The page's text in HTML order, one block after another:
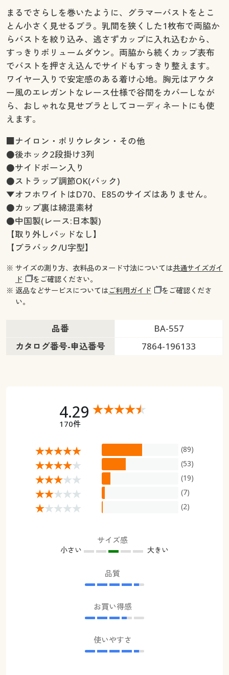
まるでさらしを巻いたように、グラマーバストをとこ
とん小さく見せるブラ。乳間を狭くした1枚布で両脇か
らバストを絞り込み、逃さずカップに入れ込むから、
すっきりボリュームダウン。両脇から続くカップ表布
でバストを押さえ込んでサイドもすっきり整えます。
ワイヤー入りで安定感のある着け心地。胸元はアウタ
ー風のエレガントなレース仕様で谷間をカバーしなが
ら、おしゃれな見せブラとしてコーディネートにも使
えます。
■ナイロン・ポリウレタン・その他
●後ホック2段掛け3列
●サイドボーン入り
●ストラップ調節OK(バック)
▼オフホワイトはD70、E85のサイズはありません。
●カップ裏は綿混素材
●中国製(レース:日本製)
【取り外しパッドなし】
【ブラバック/U字型】
※ サイズの測り方、衣料品のヌード寸法については共通サイズガイ
ド
をご確認ください。
※ 返品などサービスについてはご利用ガイド
をご確認くださ
い。
品番
BA-557
カタログ番号-申込番号
7864-196133
4.29
170件
(89)
(53)
(19)
(7)
(2)
サイズ感
小さい 大きい
品質
お買い得感
使いやすさ